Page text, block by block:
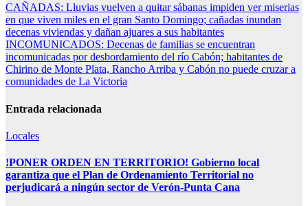
Navegación
de
entradas
CAÑADAS: Lluvias vuelven a quitar sábanas impiden ver miserias
en que viven miles en el gran Santo Domingo; cañadas inundan
decenas viviendas y dañan ajuares a sus habitantes
INCOMUNICADOS: Decenas de familias se encuentran
incomunicadas por desbordamiento del río Cabón; habitantes de
Chirino de Monte Plata, Rancho Arriba y Cabón no puede cruzar a
comunidades de La Victoria
Entrada relacionada
Locales
!PONER ORDEN EN TERRITORIO! Gobierno local
garantiza que el Plan de Ordenamiento Territorial no
perjudicará a ningún sector de Verón-Punta Cana